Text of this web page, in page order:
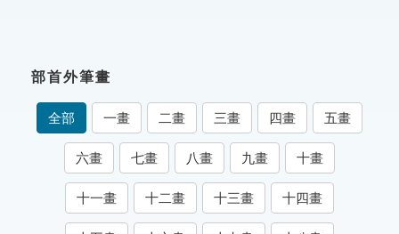
成語故事
索引選單
知識索引
單字索引
生命大百科索引
部首外筆畫
全部 一畫 二畫 三畫 四畫 五畫
六畫 七畫 八畫 九畫 十畫
十一畫 十二畫 十三畫 十四畫